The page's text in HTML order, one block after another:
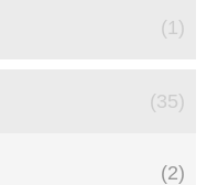
(1)
(35)
(2)